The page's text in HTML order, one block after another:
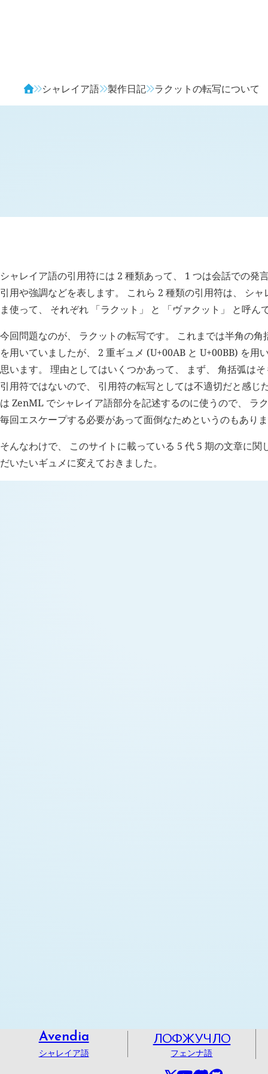
シャレイア語 製作日記 ラクットの転写について
シャレイア語の引用符には 2 種類あって、 1 つは会話での発
引用や強調などを表します。 これら 2 種類の引用符は、 シ
ま使って、 それぞれ 「ラクット」 と 「ヴァクット」 と呼ん
今回問題なのが、 ラクットの転写です。 これまでは半角の角
を用いていましたが、 2 重ギュメ (U+00AB と U+00BB) を用
思います。 理由としてはいくつかあって、 まず、 角括弧は
引用符ではないので、 引用符の転写としては不適切だと感じ
は ZenML でシャレイア語部分を記述するのに使うので、 ラ
毎回エスケープする必要があって面倒なためというのもあり
そんなわけで、 このサイトに載っている 5 代 5 期の文章に関
だいたいギュメに変えておきました。
Avendia
シャレイア語
ЛОФЖУЧЛО
フェンナ語